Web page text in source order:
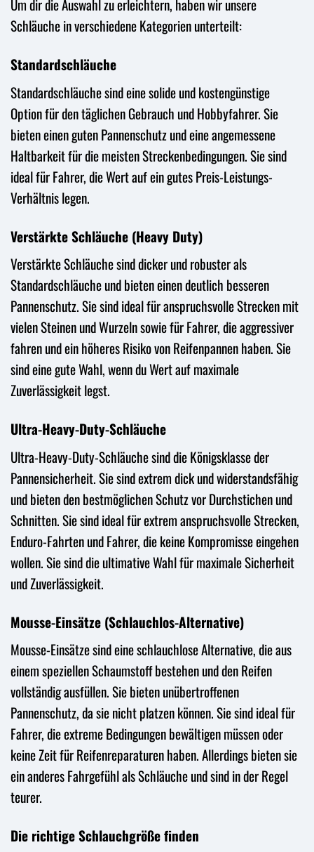
Um dir die Auswahl zu erleichtern, haben wir unsere
Schläuche in verschiedene Kategorien unterteilt:
Standardschläuche
Standardschläuche sind eine solide und kostengünstige
Option für den täglichen Gebrauch und Hobbyfahrer. Sie
bieten einen guten Pannenschutz und eine angemessene
Haltbarkeit für die meisten Streckenbedingungen. Sie sind
ideal für Fahrer, die Wert auf ein gutes Preis-Leistungs-
Verhältnis legen.
Verstärkte Schläuche (Heavy Duty)
Verstärkte Schläuche sind dicker und robuster als
Standardschläuche und bieten einen deutlich besseren
Pannenschutz. Sie sind ideal für anspruchsvolle Strecken mit
vielen Steinen und Wurzeln sowie für Fahrer, die aggressiver
fahren und ein höheres Risiko von Reifenpannen haben. Sie
sind eine gute Wahl, wenn du Wert auf maximale
Zuverlässigkeit legst.
Ultra-Heavy-Duty-Schläuche
Ultra-Heavy-Duty-Schläuche sind die Königsklasse der
Pannensicherheit. Sie sind extrem dick und widerstandsfähig
und bieten den bestmöglichen Schutz vor Durchstichen und
Schnitten. Sie sind ideal für extrem anspruchsvolle Strecken,
Enduro-Fahrten und Fahrer, die keine Kompromisse eingehen
wollen. Sie sind die ultimative Wahl für maximale Sicherheit
und Zuverlässigkeit.
Mousse-Einsätze (Schlauchlos-Alternative)
Mousse-Einsätze sind eine schlauchlose Alternative, die aus
einem speziellen Schaumstoff bestehen und den Reifen
vollständig ausfüllen. Sie bieten unübertroffenen
Pannenschutz, da sie nicht platzen können. Sie sind ideal für
Fahrer, die extreme Bedingungen bewältigen müssen oder
keine Zeit für Reifenreparaturen haben. Allerdings bieten sie
ein anderes Fahrgefühl als Schläuche und sind in der Regel
teurer.
Die richtige Schlauchgröße finden